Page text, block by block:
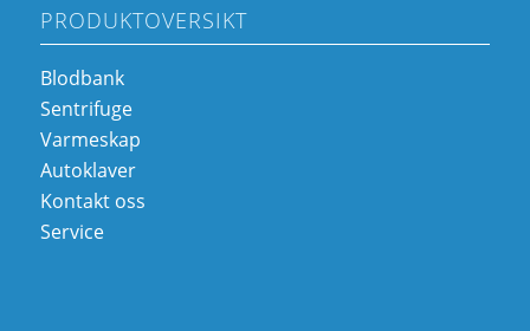
PRODUKTOVERSIKT
Blodbank
Sentrifuge
Varmeskap
Autoklaver
Kontakt oss
Service